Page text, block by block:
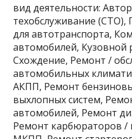
вид деятельности:
техобслуживание (СТО),
для автотранспорта,
автомобилей, Кузовной
Схождение, Ремонт /
автомобильных
АКПП, Ремонт
выхлопных систем,
автомобилей, Ремонт
Ремонт карбюраторов /